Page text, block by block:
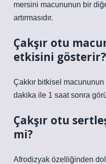
mersini macununun bir
artırmasıdır.
Çakşır otu
etkisini gösterir?
Çakkır bitkisel macununun
dakika ile 1 saat sonra
Çakşır otu
mi?
Afrodizyak özelliğinden